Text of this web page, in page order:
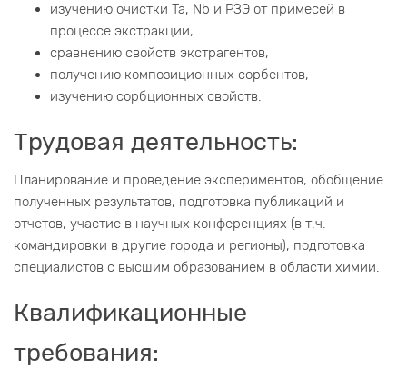
изучению очистки Ta, Nb и РЗЭ от примесей в
процессе экстракции,
сравнению свойств экстрагентов,
получению композиционных сорбентов,
изучению сорбционных свойств.
Трудовая деятельность:
Планирование и проведение экспериментов, обобщение
полученных результатов, подготовка публикаций и
отчетов, участие в научных конференциях (в т.ч.
командировки в другие города и регионы), подготовка
специалистов с высшим образованием в области химии.
Квалификационные
требования: